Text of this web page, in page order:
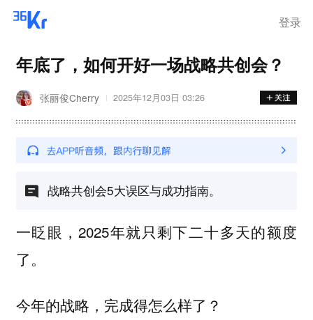
登录
年底了，如何开好一场战略共创会？
张丽俊Cherry 2025年12月03日 03:26
战略共创会5大误区与成功指南。
一眨眼，2025年就只剩下二十多天的额度
了。
今年的战略，完成得怎么样了？